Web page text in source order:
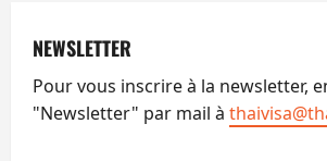
NEWSLETTER
Pour vous inscrire à la newsletter,
"Newsletter" par mail à